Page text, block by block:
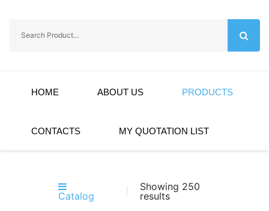
HOME ABOUT US PRODUCTS
CONTACTS MY QUOTATION LIST
Catalog
Showing 250
results